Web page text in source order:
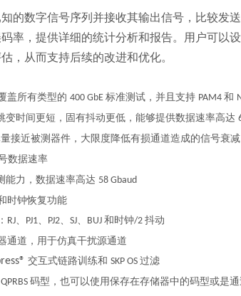
的数字信号序列并接收其输出信号，比较发
率，提供详细的统计分析和报告。用户可以
，从而支持后续的改进和优化。
盖所有类型的 400 GbE 标准测试，并且支持 PAM4 和
变时间更短，固有抖动更低，能够提供数据速率高达
接近被测器件，大限度降低有损通道造成的信号衰减
数据速率
能力，数据速率高达 58 Gbaud
时钟恢复功能
RJ、 PJ1、 PJ2、 SJ、 BUJ 和时钟/2 抖动
通道，用于仿真干扰源通道
交互式链路训练和 SKP OS 过滤
QPRBS 码型，也可以使用保存在存储器中的码型或是